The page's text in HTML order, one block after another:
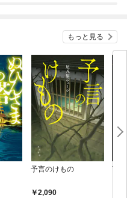
もっと見る
予言のけもの
2,090